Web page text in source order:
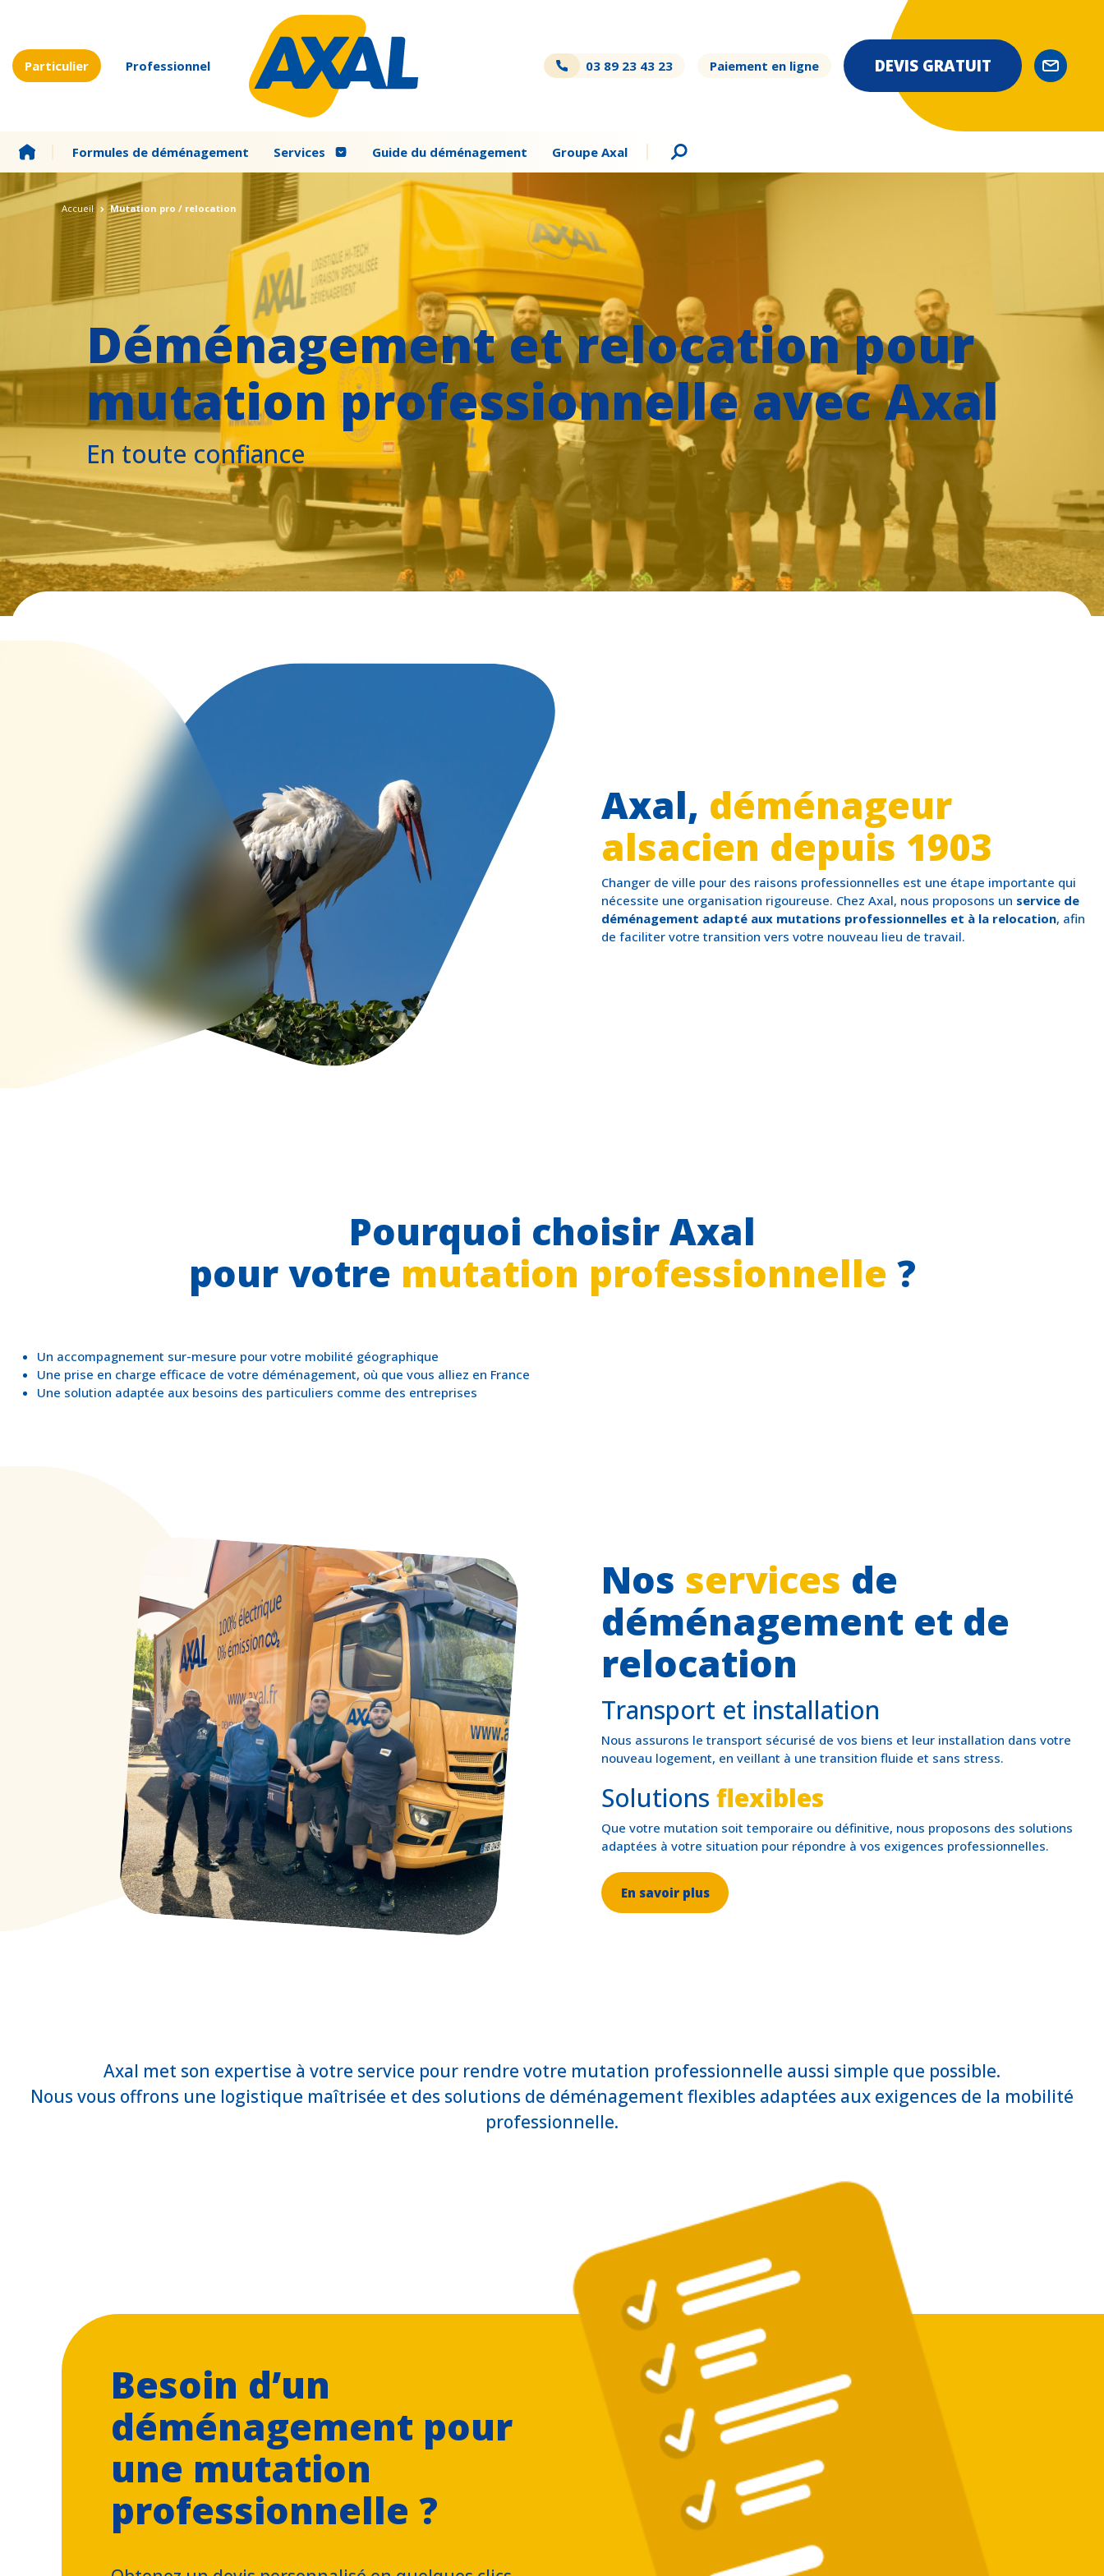
Formules de déménagement Services Guide du déménagement Groupe Axal
Particulier Professionnel 03 89 23 43 23 Paiement en ligne DEVIS GRATUIT
Déménagement et relocation pour
mutation professionnelle avec Axal
En toute confiance
Accueil Mutation pro / relocation
Axal, déménageur
alsacien depuis 1903
Changer de ville pour des raisons professionnelles est une étape importante qui
nécessite une organisation rigoureuse. Chez Axal, nous proposons un service de
déménagement adapté aux mutations professionnelles et à la relocation, afin
de faciliter votre transition vers votre nouveau lieu de travail.
Pourquoi choisir Axal
pour votre mutation professionnelle ?
Un accompagnement sur-mesure pour votre mobilité géographique
Une prise en charge efficace de votre déménagement, où que vous alliez en France
Une solution adaptée aux besoins des particuliers comme des entreprises
Nos services de
déménagement et de
relocation
Transport et installation
Nous assurons le transport sécurisé de vos biens et leur installation dans votre
nouveau logement, en veillant à une transition fluide et sans stress.
Solutions flexibles
Que votre mutation soit temporaire ou définitive, nous proposons des solutions
adaptées à votre situation pour répondre à vos exigences professionnelles.
En savoir plus
Axal met son expertise à votre service pour rendre votre mutation professionnelle aussi simple que possible.
Nous vous offrons une logistique maîtrisée et des solutions de déménagement flexibles adaptées aux exigences de la mobilité
professionnelle.
Besoin d’un
déménagement pour
une mutation
professionnelle ?